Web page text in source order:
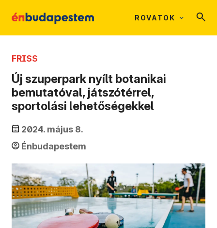
ROVATOK
FRISS
Új szuperpark nyílt botanikai
bemutatóval, játszótérrel,
sportolási lehetőségekkel
2024. május 8.
Énbudapestem